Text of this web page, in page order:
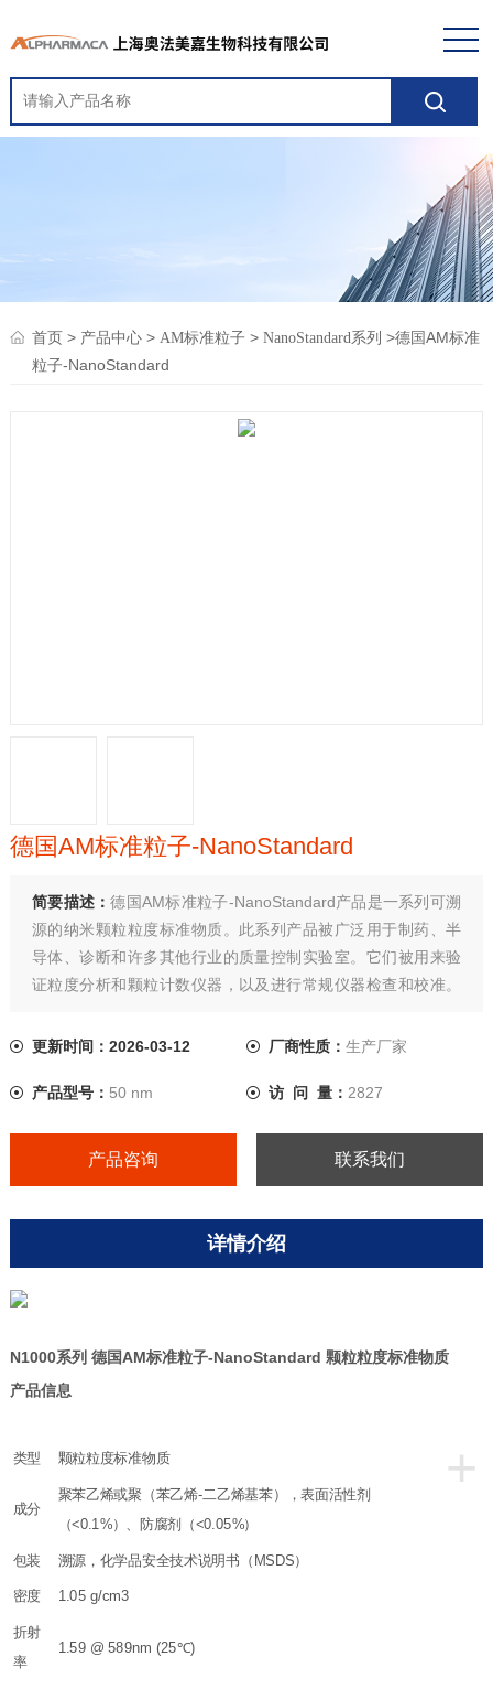
首页> 产品中心> AM标准粒子> NanoStandard系列 >德国AM标准
粒子-NanoStandard
德国AM标准粒子-NanoStandard
简要描述：德国AM标准粒子-NanoStandard产品是一系列可溯
源的纳米颗粒粒度标准物质。此系列产品被广泛用于制药、半
导体、诊断和许多其他行业的质量控制实验室。它们被用来验
证粒度分析和颗粒计数仪器，以及进行常规仪器检查和校准。
断比较链溯源至标准刻度单位，它可用于实验室证明他们的溯
更新时间：2026-03-12 厂商性质： 生产厂家
产品型号： 50 nm 访 问 量： 2827
产品咨询 联系我们
详情介绍
N1000系列 德国AM标准粒子-NanoStandard 颗粒粒度标准物质
产品信息
+
类型 颗粒粒度标准物质
成分
聚苯乙烯或聚（苯乙烯-二乙烯基苯），表面活性剂
（<0.1%）、防腐剂（<0.05%）
包装 溯源，化学品安全技术说明书（MSDS）
密度 1.05 g/cm3
折射
率
1.59 @ 589nm (25℃)